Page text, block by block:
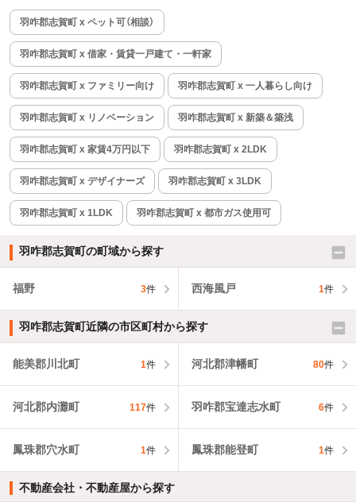
羽咋郡志賀町 x ペット可（相談）
羽咋郡志賀町 x 借家・賃貸一戸建て・一軒家
羽咋郡志賀町 x ファミリー向け 羽咋郡志賀町 x 一人暮らし向け
羽咋郡志賀町 x リノベーション 羽咋郡志賀町 x 新築＆築浅
羽咋郡志賀町 x 家賃4万円以下 羽咋郡志賀町 x 2LDK
羽咋郡志賀町 x デザイナーズ 羽咋郡志賀町 x 3LDK
羽咋郡志賀町 x 1LDK 羽咋郡志賀町 x 都市ガス使用可
羽咋郡志賀町の町域から探す
福野 3件 西海風戸 1件
羽咋郡志賀町近隣の市区町村から探す
能美郡川北町 1件 河北郡津幡町 80件
河北郡内灘町 117件 羽咋郡宝達志水町 6件
鳳珠郡穴水町 1件 鳳珠郡能登町 1件
不動産会社・不動産屋から探す